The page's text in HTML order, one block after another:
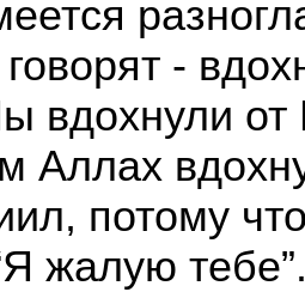
-
вдохнули
Аллах
потому
жалую